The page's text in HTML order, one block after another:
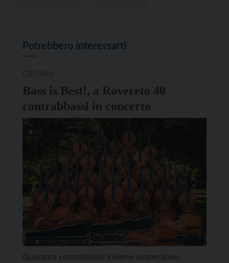
Potrebbero interessarti
Bass is Best!, a Rovereto 40
contrabbassi in concerto
Quaranta contrabbassi insieme suoneranno,